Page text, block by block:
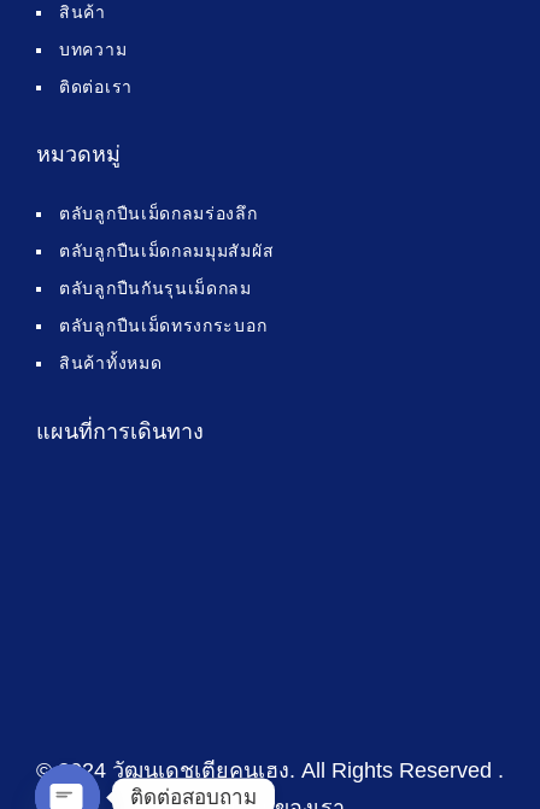
สินค้า
บทความ
ติดต่อเรา
หมวดหมู่
ตลับลูกปืนเม็ดกลมร่องลึก
ตลับลูกปืนเม็ดกลมมุมสัมผัส
ตลับลูกปืนกันรุนเม็ดกลม
ตลับลูกปืนเม็ดทรงกระบอก
สินค้าทั้งหมด
แผนที่การเดินทาง
© 2024 วัฒนเดชเตียคุนเฮง. All Rights Reserved .
ติดต่อสอบถาม